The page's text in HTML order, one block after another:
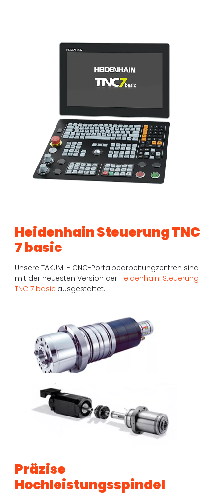
Heidenhain Steuerung TNC
7 basic
Unsere TAKUMI - CNC-Portalbearbeitungzentren sind
mit der neuesten Version der Heidenhain-Steuerung
TNC 7 basic ausgestattet.
Präzise
Hochleistungsspindel